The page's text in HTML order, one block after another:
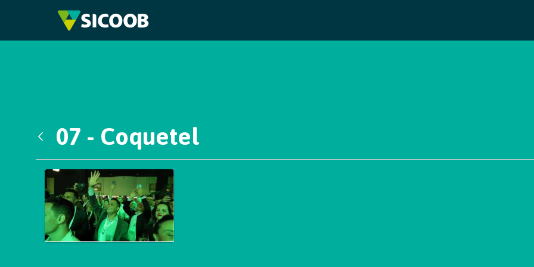
Pular para o Conteúdo principal
07 - Coquetel
Galeria de Mídias